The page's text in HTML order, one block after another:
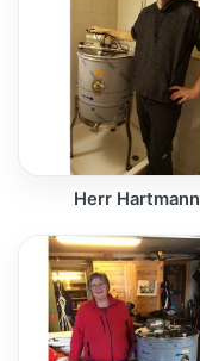
Herr Hartmann